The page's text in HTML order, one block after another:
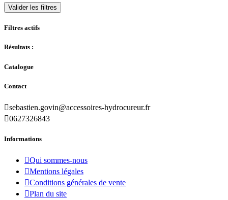
Valider les filtres
Filtres actifs
Résultats :
Catalogue
Contact
sebastien.govin@accessoires-hydrocureur.fr
0627326843
Informations
Qui sommes-nous
Mentions légales
Conditions générales de vente
Plan du site